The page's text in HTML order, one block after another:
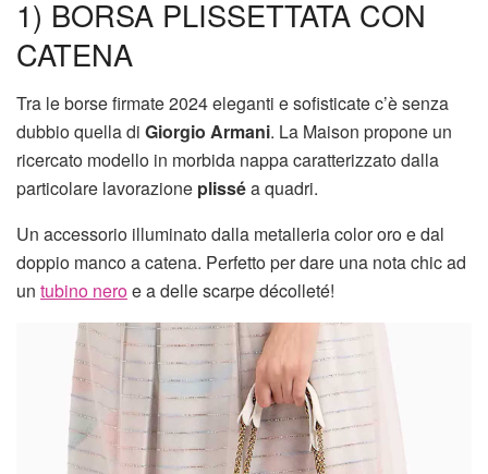
1) BORSA PLISSETTATA CON
CATENA
Tra le borse firmate 2024 eleganti e sofisticate c’è senza
dubbio quella di Giorgio Armani. La Maison propone un
ricercato modello in morbida nappa caratterizzato dalla
particolare lavorazione plisséa quadri.
Un accessorio illuminato dalla metalleria color oro e dal
doppio manco a catena. Perfetto per dare una nota chic ad
un tubino neroe a delle scarpe décolleté!